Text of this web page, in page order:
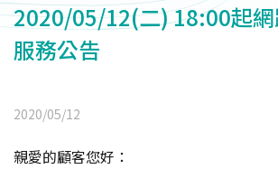
2020/05/12(二) 18:00起
服務公告
2020/05/12
親愛的顧客您好：